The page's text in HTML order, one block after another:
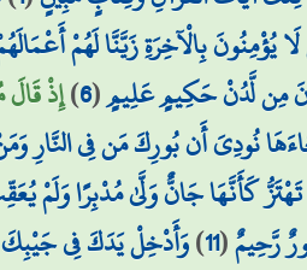
لَا يُؤْمِنُونَ بِالْآخِرَةِ زَيَّنَّا لَهُمْ
مِن لَّدُنْ حَكِيمٍ عَلِيمٍ(
6
)إِذْ
نُودِيَ أَن بُورِكَ مَن فِي النَّارِ
تَهْتَزُّ كَأَنَّهَا جَانٌّ وَلَّىٰ مُدْبِرًا وَلَمْ
رَّحِيمٌ(
11
)وَأَدْخِلْ يَدَكَ فِي جَيْبِكَ